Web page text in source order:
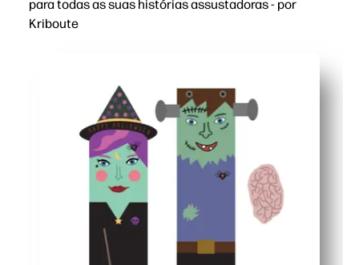
para todas as suas histórias assustadoras - por
Kriboute